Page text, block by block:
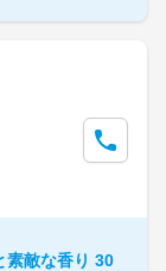
素敵な香り 30